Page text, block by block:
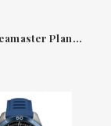
Omega Seamaster Planet Ocean 600M 42 mm — Acero con bisel y correa de caucho naranja